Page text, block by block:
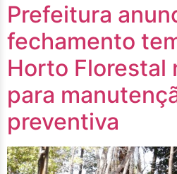
Prefeitura
fechamento
Horto Florestal
para
preventiva